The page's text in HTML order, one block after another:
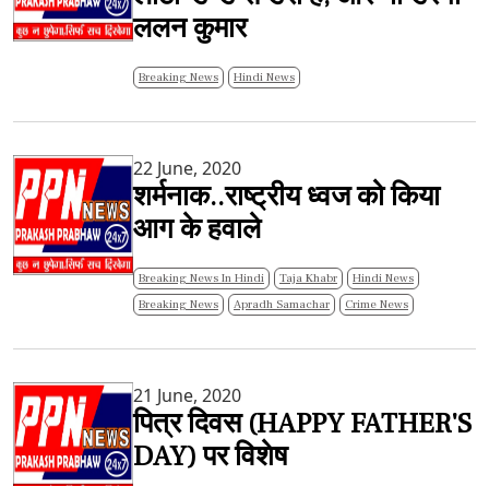
ललन कुमार
Breaking News Hindi News
22 June, 2020
शर्मनाक..राष्ट्रीय ध्वज को किया
आग के हवाले
Breaking News In Hindi Taja Khabr
Hindi News
Breaking News
Apradh Samachar Crime News
21 June, 2020
पित्र दिवस (HAPPY FATHER'S
DAY) पर विशेष